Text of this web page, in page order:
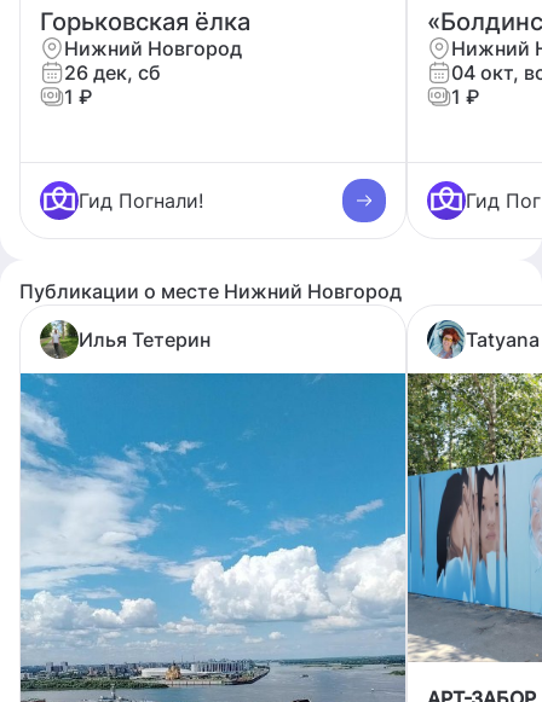
Горьковская ёлка
Нижний Новгород
26 дек, сб
1 ₽
Гид Погнали!
Нижний
04 окт,
1 ₽
Гид
Публикации о месте Нижний Новгород
Илья Тетерин